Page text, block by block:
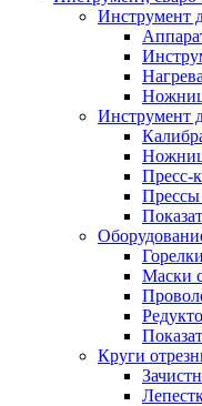
Инструмент
Инструмент
Пресс-
Прессы
Горелки
Маски
Круги